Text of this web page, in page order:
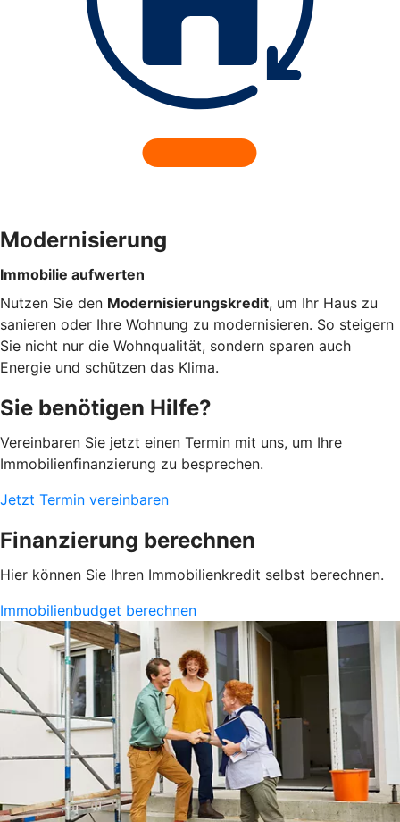
Modernisierung
Immobilie aufwerten
Nutzen Sie den Modernisierungskredit, um Ihr Haus zu
sanieren oder Ihre Wohnung zu modernisieren. So steigern
Sie nicht nur die Wohnqualität, sondern sparen auch
Energie und schützen das Klima.
Sie benötigen Hilfe?
Vereinbaren Sie jetzt einen Termin mit uns, um Ihre
Immobilienfinanzierung zu besprechen.
Jetzt Termin vereinbaren
Finanzierung berechnen
Hier können Sie Ihren Immobilienkredit selbst berechnen.
Immobilienbudget berechnen